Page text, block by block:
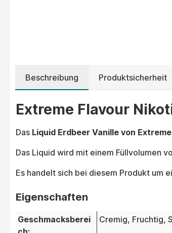
Beschreibung Produktsicherheit
Extreme Flavour
Das Liquid Erdbeer Vanille von
Das Liquid wird mit einem Füllvolumen
Es handelt sich bei diesem Produkt um
Eigenschaften
Geschmacksberei
Cremig, Fruchtig,